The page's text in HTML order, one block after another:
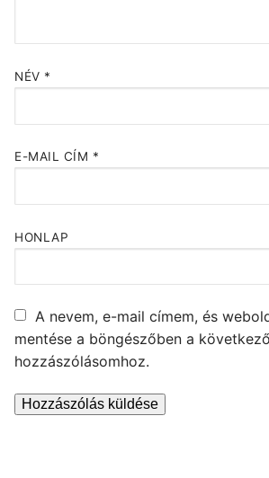
NÉV *
E-MAIL CÍM *
HONLAP
A nevem, e-mail címem, és
mentése a böngészőben a következő
hozzászólásomhoz.